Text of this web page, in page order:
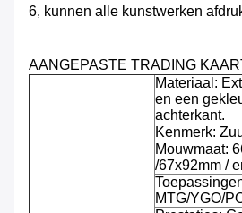
6, kunnen alle kunstwerken
AANGEPASTE TRADING
Materiaal:
en een
achterkant.
Kenmerk:
Mouwmaat:
/67x92mm /
MTG/YGO/